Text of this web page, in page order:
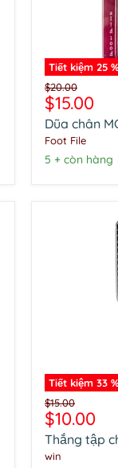
Tiết kiệm 25
Dũa
chân
MC
JAW
Giá
gốc
$20.00
Giá
hiện
tại
$15.00
Dũa chân
Foot File
5 + còn hàng
Tiết kiệm 33
Thắng
tập
chân
Giá
gốc
$15.00
Giá
hiện
tại
$10.00
Thắng tập
win